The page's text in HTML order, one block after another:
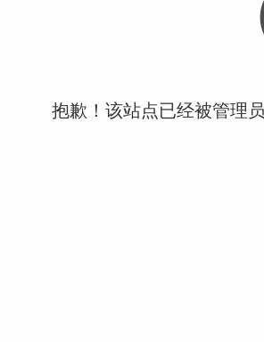
抱歉！该站点已经被管理